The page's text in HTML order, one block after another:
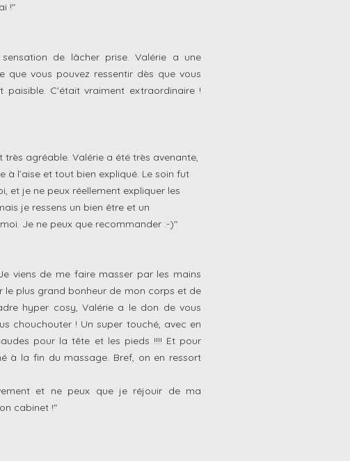
!"
de lâcher prise. Valérie a une
que vous pouvez ressentir dès que vous
paisible. C'était vraiment extraordinaire !
très agréable. Valérie a été très avenante,
à l’aise et tout bien expliqué. Le soin fut
et je ne peux réellement expliquer les
je ressens un bien être et un
Je ne peux que recommander :-)"
viens de me faire masser par les mains
le plus grand bonheur de mon corps et de
hyper cosy, Valérie a le don de vous
chouchouter ! Un super touché, avec en
pour la tête et les pieds !!!! Et pour
à la fin du massage. Bref, on en ressort
et ne peux que je réjouir de ma
cabinet !"